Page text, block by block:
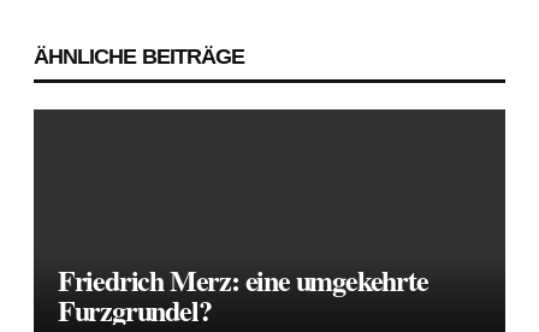
ÄHNLICHE BEITRÄGE
Friedrich Merz: eine umgekehrte
Furzgrundel?